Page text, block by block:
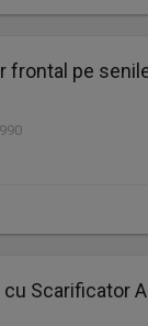
frontal pe
cu Scarificator